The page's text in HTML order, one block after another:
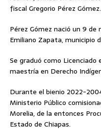
fiscal Gregorio Pérez Gómez.
Pérez Gómez nació un 9 de
Emiliano Zapata, municipio
Se graduó como
maestría en Derecho
Durante el bienio 2022-
Ministerio Público
Morelia, de la entonces
Estado de Chiapas.